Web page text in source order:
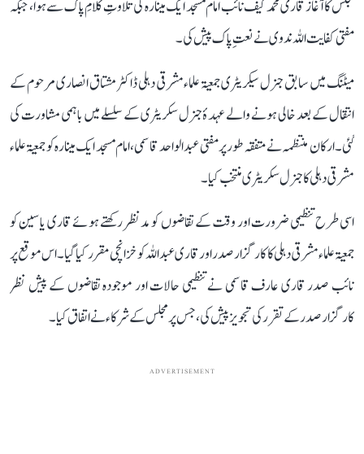
مجلس کا آغاز قاری محمد کیف نائب امام مسجد ایک مینارہ کی تلاوتِ کلامِ پاک سے ہوا، جبکہ
مفتی کفایت اللہ ندوی نے نعتِ پاک پیش کی۔
میٹنگ میں سابق جنرل سیکریٹری جمعیۃ علماء مشرقی دہلی ڈاکٹر مشتاق انصاری مرحوم کے
انتقال کے بعد خالی ہونے والے عہدۂ جنرل سکریٹری کے سلسلے میں باہمی مشاورت کی
گئی۔ ارکان منتظمہ نے متفقہ طور پر مفتی عبد الواحد قاسمی، امام مسجد ایک مینارہ کو جمعیۃ علماء
مشرقی دہلی کا جنرل سکریٹری منتخب کیا۔
اسی طرح تنظیمی ضرورت اور وقت کے تقاضوں کو مدنظر رکھتے ہوئے قاری یاسین کو
جمعیۃ علماء مشرقی دہلی کا کارگزار صدر اور قاری عبد اللہ کو خزانچی مقرر کیا گیا۔ اس موقع پر
نائب صدر قاری عارف قاسمی نے تنظیمی حالات اور موجودہ تقاضوں کے پیش نظر
کارگزار صدر کے تقرر کی تجویز پیش کی، جس پر مجلس کے شرکاء نے اتفاق کیا۔
ADVERTISEMENT